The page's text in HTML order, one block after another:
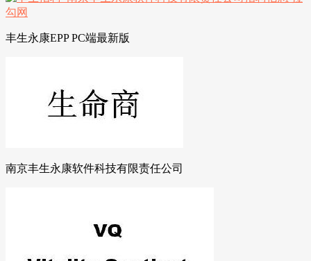
丰生永康EPP PC端最新版
南京丰生永康软件科技有限责任公司